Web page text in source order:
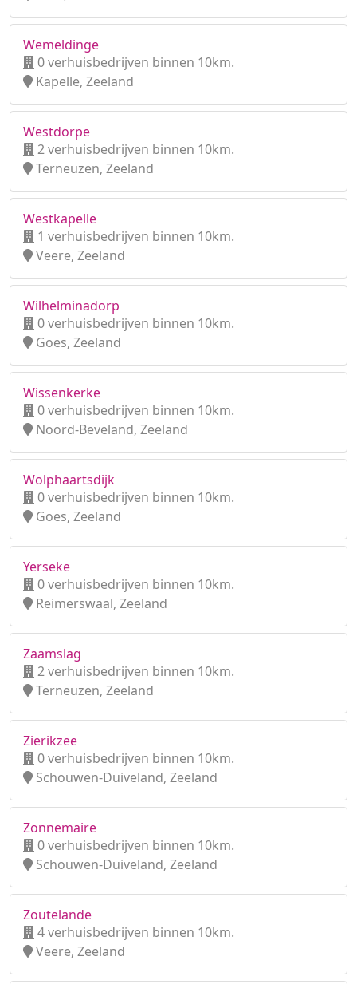
Wemeldinge
0 verhuisbedrijven binnen 10km.
Kapelle, Zeeland
Westdorpe
2 verhuisbedrijven binnen 10km.
Terneuzen, Zeeland
Westkapelle
1 verhuisbedrijven binnen 10km.
Veere, Zeeland
Wilhelminadorp
0 verhuisbedrijven binnen 10km.
Goes, Zeeland
Wissenkerke
0 verhuisbedrijven binnen 10km.
Noord-Beveland, Zeeland
Wolphaartsdijk
0 verhuisbedrijven binnen 10km.
Goes, Zeeland
Yerseke
0 verhuisbedrijven binnen 10km.
Reimerswaal, Zeeland
Zaamslag
2 verhuisbedrijven binnen 10km.
Terneuzen, Zeeland
Zierikzee
0 verhuisbedrijven binnen 10km.
Schouwen-Duiveland, Zeeland
Zonnemaire
0 verhuisbedrijven binnen 10km.
Schouwen-Duiveland, Zeeland
Zoutelande
4 verhuisbedrijven binnen 10km.
Veere, Zeeland